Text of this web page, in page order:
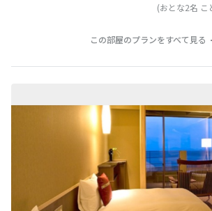
(おとな2名
この部屋のプランをすべて見る